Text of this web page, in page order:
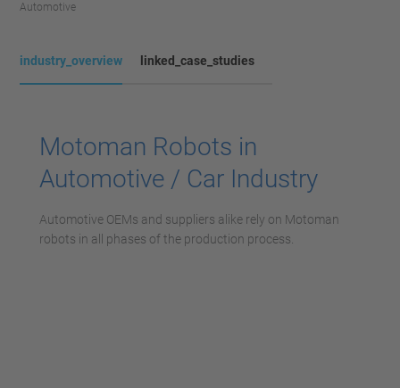
Automotive
industry_overview linked_case_studies
Motoman Robots in
Automotive / Car Industry
Automotive OEMs and suppliers alike rely on Motoman
robots in all phases of the production process.